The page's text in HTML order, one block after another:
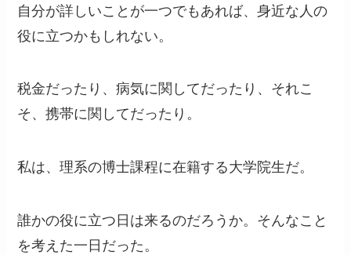
自分が詳しいことが一つでもあれば、身近な人の
役に立つかもしれない。
税金だったり、病気に関してだったり、それこ
そ、携帯に関してだったり。
私は、理系の博士課程に在籍する大学院生だ。
誰かの役に立つ日は来るのだろうか。そんなこと
を考えた一日だった。